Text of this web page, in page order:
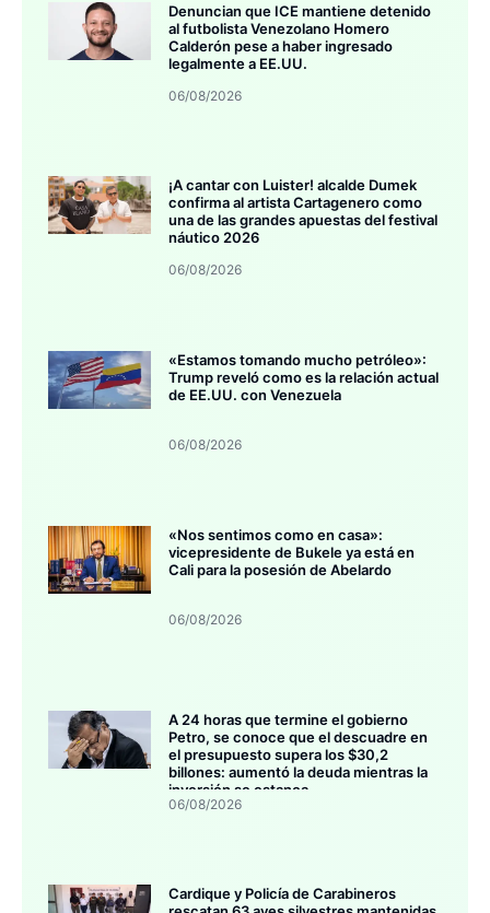
Denuncian que ICE mantiene detenido
al futbolista Venezolano Homero
Calderón pese a haber ingresado
legalmente a EE.UU.
06/08/2026
¡A cantar con Luister! alcalde Dumek
confirma al artista Cartagenero como
una de las grandes apuestas del festival
náutico 2026
06/08/2026
«Estamos tomando mucho petróleo»:
Trump reveló como es la relación actual
de EE.UU. con Venezuela
06/08/2026
«Nos sentimos como en casa»:
vicepresidente de Bukele ya está en
Cali para la posesión de Abelardo
06/08/2026
A 24 horas que termine el gobierno
Petro, se conoce que el descuadre en
el presupuesto supera los $30,2
billones: aumentó la deuda mientras la
inversión se estanca
06/08/2026
Cardique y Policía de Carabineros